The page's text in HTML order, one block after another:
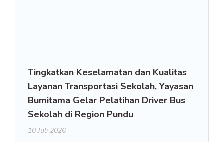
Tingkatkan Keselamatan dan Kualitas
Layanan Transportasi Sekolah, Yayasan
Bumitama Gelar Pelatihan Driver Bus
Sekolah di Region Pundu
10 Juli 2026